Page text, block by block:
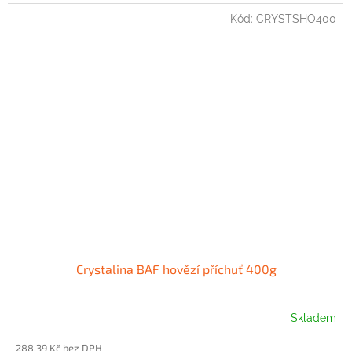
Crystalina BAF hovězí příchuť 400g
Skladem
288,39 Kč bez DPH
Kód: CRYSTSHO400